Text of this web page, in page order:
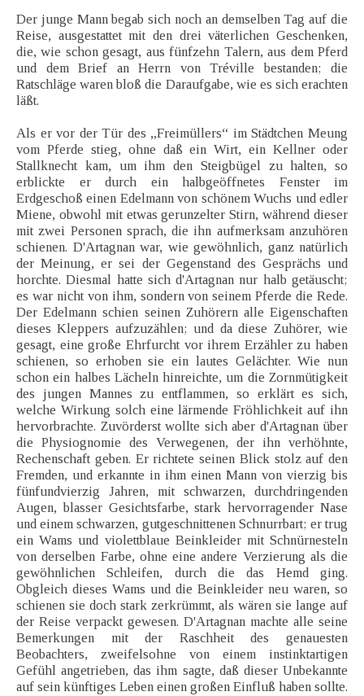
Der junge Mann begab sich noch an demselben Tag auf die
Reise, ausgestattet mit den drei väterlichen Geschenken,
die, wie schon gesagt, aus fünfzehn Talern, aus dem Pferd
und dem Brief an Herrn von Tréville bestanden; die
Ratschläge waren bloß die Daraufgabe, wie es sich erachten
läßt.
Als er vor der Tür des „Freimüllers“ im Städtchen Meung
vom Pferde stieg, ohne daß ein Wirt, ein Kellner oder
Stallknecht kam, um ihm den Steigbügel zu halten, so
erblickte er durch ein halbgeöffnetes Fenster im
Erdgeschoß einen Edelmann von schönem Wuchs und edler
Miene, obwohl mit etwas gerunzelter Stirn, während dieser
mit zwei Personen sprach, die ihn aufmerksam anzuhören
schienen. D'Artagnan war, wie gewöhnlich, ganz natürlich
der Meinung, er sei der Gegenstand des Gesprächs und
horchte. Diesmal hatte sich d'Artagnan nur halb getäuscht;
es war nicht von ihm, sondern von seinem Pferde die Rede.
Der Edelmann schien seinen Zuhörern alle Eigenschaften
dieses Kleppers aufzuzählen; und da diese Zuhörer, wie
gesagt, eine große Ehrfurcht vor ihrem Erzähler zu haben
schienen, so erhoben sie ein lautes Gelächter. Wie nun
schon ein halbes Lächeln hinreichte, um die Zornmütigkeit
des jungen Mannes zu entflammen, so erklärt es sich,
welche Wirkung solch eine lärmende Fröhlichkeit auf ihn
hervorbrachte. Zuvörderst wollte sich aber d'Artagnan über
die Physiognomie des Verwegenen, der ihn verhöhnte,
Rechenschaft geben. Er richtete seinen Blick stolz auf den
Fremden, und erkannte in ihm einen Mann von vierzig bis
fünfundvierzig Jahren, mit schwarzen, durchdringenden
Augen, blasser Gesichtsfarbe, stark hervorragender Nase
und einem schwarzen, gutgeschnittenen Schnurrbart; er trug
ein Wams und violettblaue Beinkleider mit Schnürnesteln
von derselben Farbe, ohne eine andere Verzierung als die
gewöhnlichen Schleifen, durch die das Hemd ging.
Obgleich dieses Wams und die Beinkleider neu waren, so
schienen sie doch stark zerkrümmt, als wären sie lange auf
der Reise verpackt gewesen. D'Artagnan machte alle seine
Bemerkungen mit der Raschheit des genauesten
Beobachters, zweifelsohne von einem instinktartigen
Gefühl angetrieben, das ihm sagte, daß dieser Unbekannte
auf sein künftiges Leben einen großen Einfluß haben sollte.